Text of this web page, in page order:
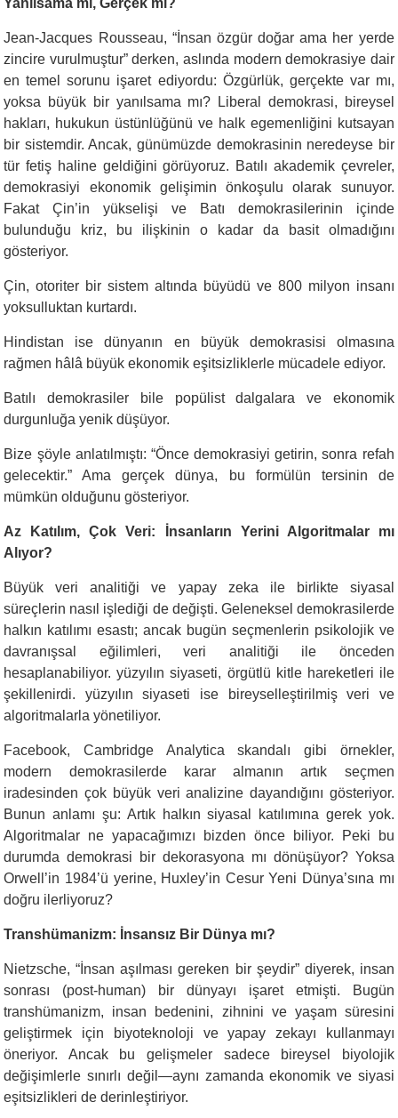
Yanılsama mı, Gerçek mi?
Jean-Jacques Rousseau, “İnsan özgür doğar ama her yerde
zincire vurulmuştur” derken, aslında modern demokrasiye dair
en temel sorunu işaret ediyordu: Özgürlük, gerçekte var mı,
yoksa büyük bir yanılsama mı? Liberal demokrasi, bireysel
hakları, hukukun üstünlüğünü ve halk egemenliğini kutsayan
bir sistemdir. Ancak, günümüzde demokrasinin neredeyse bir
tür fetiş haline geldiğini görüyoruz. Batılı akademik çevreler,
demokrasiyi ekonomik gelişimin önkoşulu olarak sunuyor.
Fakat Çin’in yükselişi ve Batı demokrasilerinin içinde
bulunduğu kriz, bu ilişkinin o kadar da basit olmadığını
gösteriyor.
Çin, otoriter bir sistem altında büyüdü ve 800 milyon insanı
yoksulluktan kurtardı.
Hindistan ise dünyanın en büyük demokrasisi olmasına
rağmen hâlâ büyük ekonomik eşitsizliklerle mücadele ediyor.
Batılı demokrasiler bile popülist dalgalara ve ekonomik
durgunluğa yenik düşüyor.
Bize şöyle anlatılmıştı: “Önce demokrasiyi getirin, sonra refah
gelecektir.” Ama gerçek dünya, bu formülün tersinin de
mümkün olduğunu gösteriyor.
Az Katılım, Çok Veri: İnsanların Yerini Algoritmalar mı
Alıyor?
Büyük veri analitiği ve yapay zeka ile birlikte siyasal
süreçlerin nasıl işlediği de değişti. Geleneksel demokrasilerde
halkın katılımı esastı; ancak bugün seçmenlerin psikolojik ve
davranışsal eğilimleri, veri analitiği ile önceden
hesaplanabiliyor. yüzyılın siyaseti, örgütlü kitle hareketleri ile
şekillenirdi. yüzyılın siyaseti ise bireyselleştirilmiş veri ve
algoritmalarla yönetiliyor.
Facebook, Cambridge Analytica skandalı gibi örnekler,
modern demokrasilerde karar almanın artık seçmen
iradesinden çok büyük veri analizine dayandığını gösteriyor.
Bunun anlamı şu: Artık halkın siyasal katılımına gerek yok.
Algoritmalar ne yapacağımızı bizden önce biliyor. Peki bu
durumda demokrasi bir dekorasyona mı dönüşüyor? Yoksa
Orwell’in 1984’ü yerine, Huxley’in Cesur Yeni Dünya’sına mı
doğru ilerliyoruz?
Transhümanizm: İnsansız Bir Dünya mı?
Nietzsche, “İnsan aşılması gereken bir şeydir” diyerek, insan
sonrası (post-human) bir dünyayı işaret etmişti. Bugün
transhümanizm, insan bedenini, zihnini ve yaşam süresini
geliştirmek için biyoteknoloji ve yapay zekayı kullanmayı
öneriyor. Ancak bu gelişmeler sadece bireysel biyolojik
değişimlerle sınırlı değil—aynı zamanda ekonomik ve siyasi
eşitsizlikleri de derinleştiriyor.